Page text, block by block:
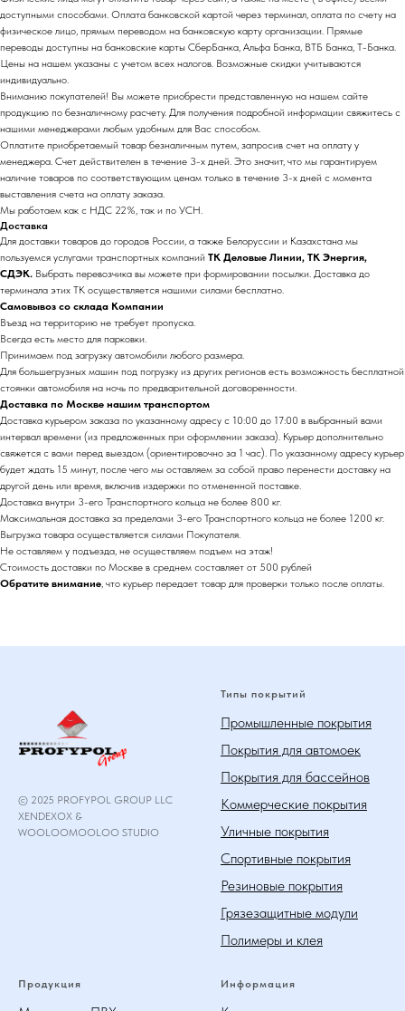
доступными способами. Оплата банковской картой через терминал, оплата по счету на
физическое лицо, прямым переводом на банковскую карту организации. Прямые
переводы доступны на банковские карты СберБанка, Альфа Банка, ВТБ Банка, Т-Банка.
Цены на нашем указаны с учетом всех налогов. Возможные скидки учитываются
индивидуально.
Вниманию покупателей! Вы можете приобрести представленную на нашем сайте
продукцию по безналичному расчету. Для получения подробной информации свяжитесь с
нашими менеджерами любым удобным для Вас способом.
Оплатите приобретаемый товар безналичным путем, запросив счет на оплату у
менеджера. Счет действителен в течение 3-х дней. Это значит, что мы гарантируем
наличие товаров по соответствующим ценам только в течение 3-х дней с момента
выставления счета на оплату заказа.
Мы работаем как с НДС 22%, так и по УСН.
Доставка
Для доставки товаров до городов России, а также Белоруссии и Казахстана мы
пользуемся услугами транспортных компаний ТК Деловые Линии, ТК Энергия,
СДЭК. Выбрать перевозчика вы можете при формировании посылки. Доставка до
терминала этих ТК осуществляется нашими силами бесплатно.
Самовывоз со склада Компании
Въезд на территорию не требует пропуска.
Всегда есть место для парковки.
Принимаем под загрузку автомобили любого размера.
Для большегрузных машин под погрузку из других регионов есть возможность бесплатной
стоянки автомобиля на ночь по предварительной договоренности.
Доставка по Москве нашим транспортом
Доставка курьером заказа по указанному адресу с 10:00 до 17:00 в выбранный вами
интервал времени (из предложенных при оформлении заказа). Курьер дополнительно
свяжется с вами перед выездом (ориентировочно за 1 час). По указанному адресу курьер
будет ждать 15 минут, после чего мы оставляем за собой право перенести доставку на
другой день или время, включив издержки по отмененной поставке.
Доставка внутри 3-его Транспортного кольца не более 800 кг.
Максимальная доставка за пределами 3-его Транспортного кольца не более 1200 кг.
Выгрузка товара осуществляется силами Покупателя.
Не оставляем у подъезда, не осуществляем подъем на этаж!
Стоимость доставки по Москве в среднем составляет от 500 рублей
Обратите внимание, что курьер передает товар для проверки только после оплаты.
© 2025 PROFYPOL GROUP LLC
XENDEXOX &
WOOLOOMOOLOO STUDIO
Типы покрытий
Промышленные покрытия
Покрытия для автомоек
Покрытия для бассейнов
Коммерческие покрытия
Уличные покрытия
Спортивные покрытия
Резиновые покрытия
Грязезащитные модули
Полимеры и клея
Продукция Информация